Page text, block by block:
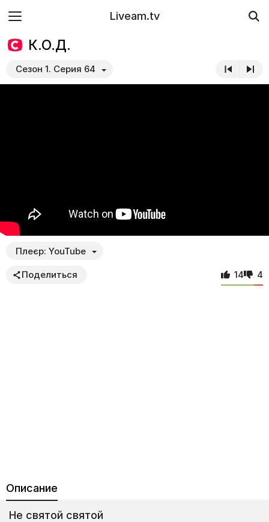
Liveam.tv
К.О.Д.
Сезон 1. Серия 64
Плеєр: YouTube
Поделиться 14 4
Описание
Не святой святой